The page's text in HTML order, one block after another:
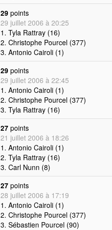
29 points
29 juillet 2006 à 20:25
1. Tyla Rattray (16)
2. Christophe Pourcel (377)
3. Antonio Cairoli (1)
29 points
29 juillet 2006 à 22:45
1. Antonio Cairoli (1)
2. Christophe Pourcel (377)
3. Tyla Rattray (16)
27 points
21 juillet 2006 à 18:26
1. Antonio Cairoli (1)
2. Tyla Rattray (16)
3. Carl Nunn (8)
27 points
28 juillet 2006 à 17:19
1. Antonio Cairoli (1)
2. Christophe Pourcel (377)
3. Sébastien Pourcel (90)